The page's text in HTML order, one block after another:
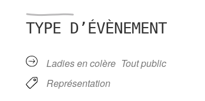
Google iCalendar
TYPE D’ÉVÈNEMENT
Ladies en colère Tout public
Représentation